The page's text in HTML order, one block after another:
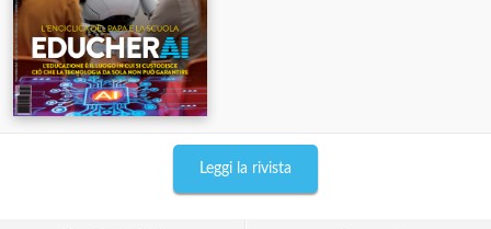
Leggi la rivista